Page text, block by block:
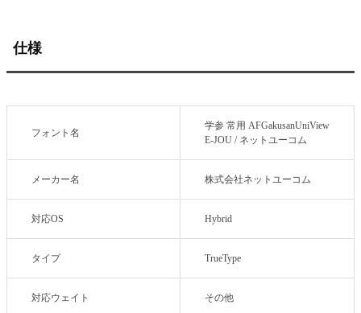
仕様
フォント名
学参 常用 AFGakusanUniView
E-JOU / ネットユーコム
メーカー名 株式会社ネットユーコム
対応OS Hybrid
タイプ TrueType
対応ウェイト その他